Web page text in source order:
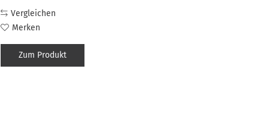
Vergleichen
Merken
Zum Produkt